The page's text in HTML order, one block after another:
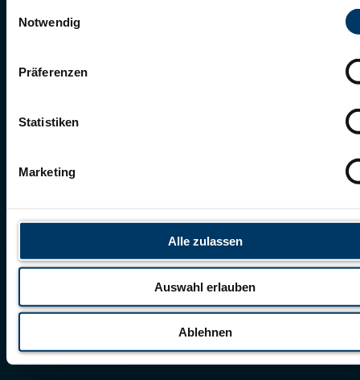
Notwendig
Präferenzen
Statistiken
Marketing
Alle zulassen
Auswahl erlauben
Ablehnen